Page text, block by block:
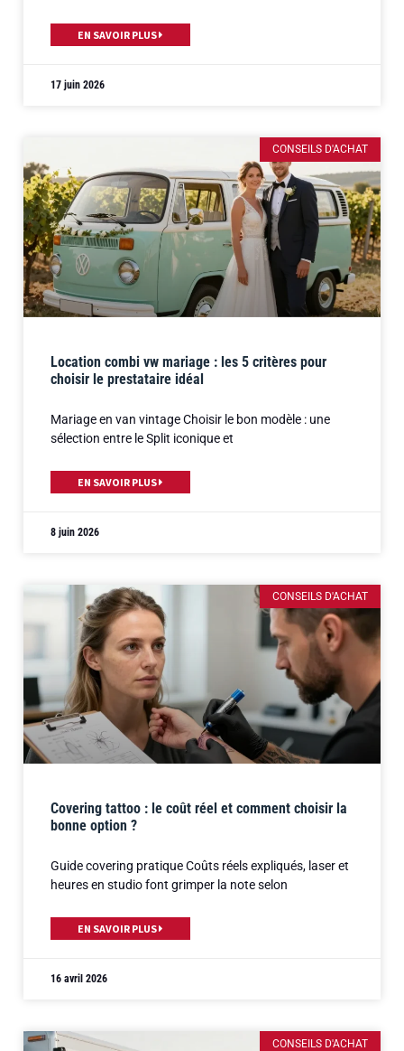
EN SAVOIR PLUS
17 juin 2026
CONSEILS D'ACHAT
Location combi vw mariage : les 5 critères pour
choisir le prestataire idéal
Mariage en van vintage Choisir le bon modèle : une
sélection entre le Split iconique et
EN SAVOIR PLUS
8 juin 2026
CONSEILS D'ACHAT
Covering tattoo : le coût réel et comment choisir la
bonne option ?
Guide covering pratique Coûts réels expliqués, laser et
heures en studio font grimper la note selon
EN SAVOIR PLUS
16 avril 2026
CONSEILS D'ACHAT